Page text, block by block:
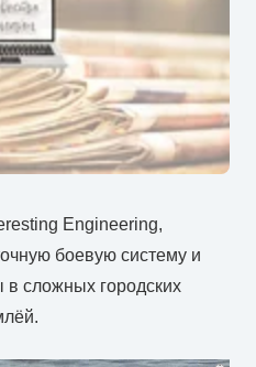
Engineering,
боевую систему и
в сложных городских